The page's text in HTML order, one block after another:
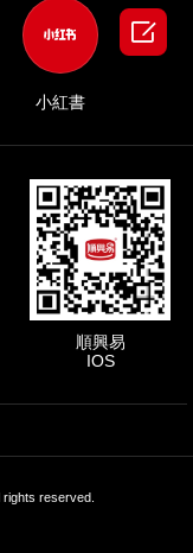
小紅書
順興易
IOS
reserved.
